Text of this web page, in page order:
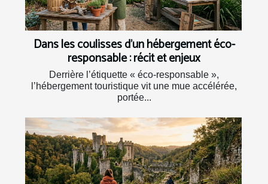
Dans les coulisses d’un hébergement éco-
responsable : récit et enjeux
Derrière l’étiquette « éco-responsable »,
l’hébergement touristique vit une mue accélérée,
portée...